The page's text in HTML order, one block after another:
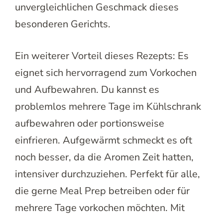
unvergleichlichen Geschmack dieses
besonderen Gerichts.
Ein weiterer Vorteil dieses Rezepts: Es
eignet sich hervorragend zum Vorkochen
und Aufbewahren. Du kannst es
problemlos mehrere Tage im Kühlschrank
aufbewahren oder portionsweise
einfrieren. Aufgewärmt schmeckt es oft
noch besser, da die Aromen Zeit hatten,
intensiver durchzuziehen. Perfekt für alle,
die gerne Meal Prep betreiben oder für
mehrere Tage vorkochen möchten. Mit